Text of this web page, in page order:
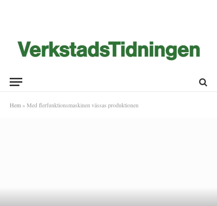
Hem » Med flerfunktionsmaskinen vässas produktionen